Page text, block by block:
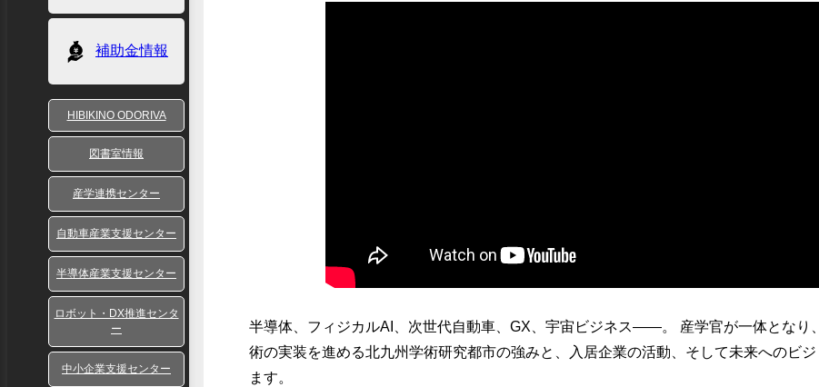
補助金情報
HIBIKINO ODORIVA
図書室情報
産学連携センター
自動車産業支援センター
半導体産業支援センター
ロボット・DX推進センタ
ー
中小企業支援センター
半導体、フィジカルAI、次世代自動車、GX、宇宙ビジネス――。 産学官が一体となり
術の実装を進める北九州学術研究都市の強みと、入居企業の活動、そして未来へのビ
ます。